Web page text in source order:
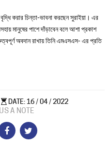
করার চিন্তা-ভাবনা করছেন সুরাইয়া। এর
মানুষের পাশে দাঁড়াবেন বলে আশা প্রকাশ
অবদান রাখায় তিনি এমএসএস- এর প্রতি
DATE: 16 / 04 / 2022
A NOTE